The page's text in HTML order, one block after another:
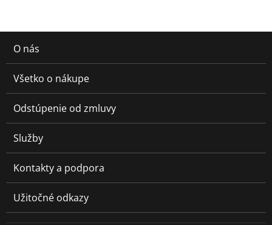
O nás
Všetko o nákupe
Odstúpenie od zmluvy
Služby
Kontakty a podpora
Užitočné odkazy